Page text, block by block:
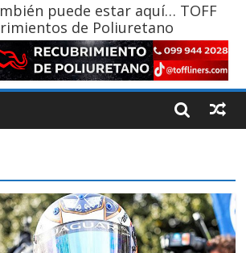
puede estar aquí… TOFF
de Poliuretano